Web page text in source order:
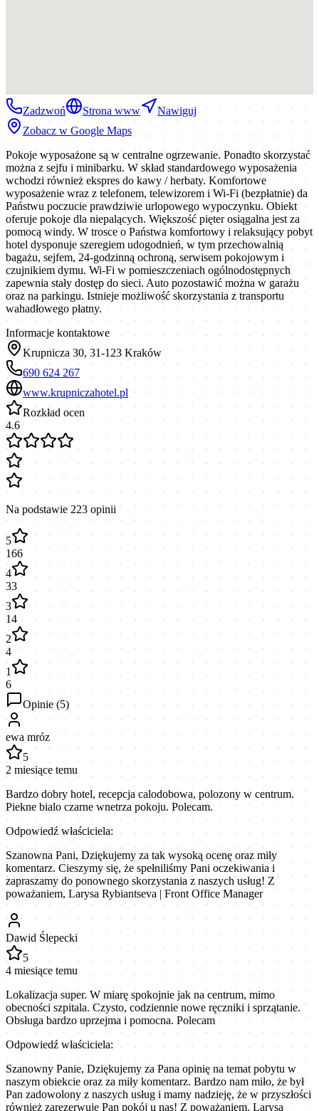
Zadzwoń Strona www
Nawiguj
Zobacz w Google Maps
Pokoje wyposażone są w centralne ogrzewanie. Ponadto skorzystać
można z sejfu i minibarku. W skład standardowego wyposażenia
wchodzi również ekspres do kawy / herbaty. Komfortowe
wyposażenie wraz z telefonem, telewizorem i Wi-Fi (bezpłatnie) da
Państwu poczucie prawdziwie urlopowego wypoczynku. Obiekt
oferuje pokoje dla niepalących. Większość pięter osiągalna jest za
pomocą windy. W trosce o Państwa komfortowy i relaksujący pobyt
hotel dysponuje szeregiem udogodnień, w tym przechowalnią
bagażu, sejfem, 24-godzinną ochroną, serwisem pokojowym i
czujnikiem dymu. Wi-Fi w pomieszczeniach ogólnodostępnych
zapewnia stały dostęp do sieci. Auto pozostawić można w garażu
oraz na parkingu. Istnieje możliwość skorzystania z transportu
wahadłowego płatny.
Informacje kontaktowe
Krupnicza 30, 31-123 Kraków
690 624 267
www.krupniczahotel.pl
Rozkład ocen
4.6
Na podstawie 223 opinii
5
166
4
33
3
14
2
4
1
6
Opinie (5)
ewa mróz
5
2 miesiące temu
Bardzo dobry hotel, recepcja calodobowa, polozony w centrum.
Piekne bialo czarne wnetrza pokoju. Polecam.
Odpowiedź właściciela:
Szanowna Pani, Dziękujemy za tak wysoką ocenę oraz miły
komentarz. Cieszymy się, że spełniliśmy Pani oczekiwania i
zapraszamy do ponownego skorzystania z naszych usług! Z
poważaniem, Larysa Rybiantseva | Front Office Manager
Dawid Ślepecki
5
4 miesiące temu
Lokalizacja super. W miarę spokojnie jak na centrum, mimo
obecności szpitala. Czysto, codziennie nowe ręczniki i sprzątanie.
Obsługa bardzo uprzejma i pomocna. Polecam
Odpowiedź właściciela:
Szanowny Panie, Dziękujemy za Pana opinię na temat pobytu w
naszym obiekcie oraz za miły komentarz. Bardzo nam miło, że był
Pan zadowolony z naszych usług i mamy nadzieję, że w przyszłości
również zarezerwuje Pan pokój u nas! Z poważaniem, Larysa